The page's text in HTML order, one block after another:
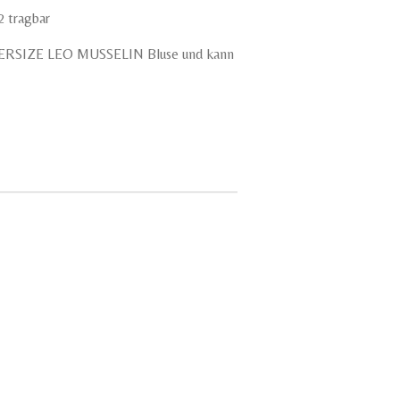
tragbar
LEO MUSSELIN Bluse und kann